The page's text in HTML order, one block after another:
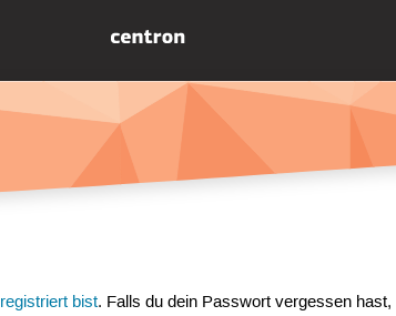
registriert bist. Falls du dein Passwort vergessen